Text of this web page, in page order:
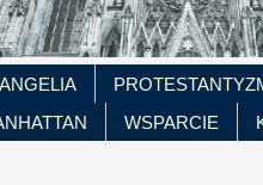
WSPARCIE